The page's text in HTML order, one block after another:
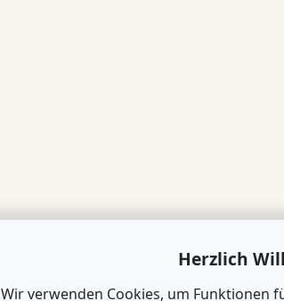
Herzlich
Wir verwenden Cookies, um Funktionen